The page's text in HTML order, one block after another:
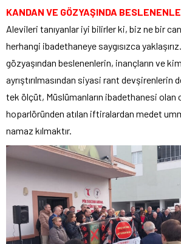
KANDAN VE GÖZYAŞINDA
Alevileri tanıyanlar iyi bilirler ki, biz ne bir
herhangi ibadethaneye saygısızca
gözyaşından beslenenlerin, inançların ve
ayrıştırılmasından siyasi rant devşirenlerin
tek ölçüt, Müslümanların ibadethanesi olan
hoparlöründen atılan iftiralardan medet
namaz kılmaktır.